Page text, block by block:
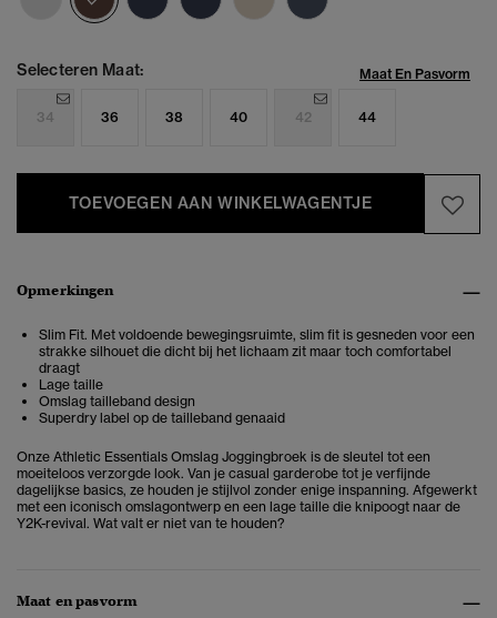
Selecteren Maat: Maat En Pasvorm
34 36 38 40 42 44
TOEVOEGEN AAN WINKELWAGENTJE
Opmerkingen
Slim Fit. Met voldoende bewegingsruimte, slim fit is gesneden voor een
strakke silhouet die dicht bij het lichaam zit maar toch comfortabel
draagt
Lage taille
Omslag tailleband design
Superdry label op de tailleband genaaid
Onze Athletic Essentials Omslag Joggingbroek is de sleutel tot een
moeiteloos verzorgde look. Van je casual garderobe tot je verfijnde
dagelijkse basics, ze houden je stijlvol zonder enige inspanning. Afgewerkt
met een iconisch omslagontwerp en een lage taille die knipoogt naar de
Y2K-revival. Wat valt er niet van te houden?
Maat en pasvorm